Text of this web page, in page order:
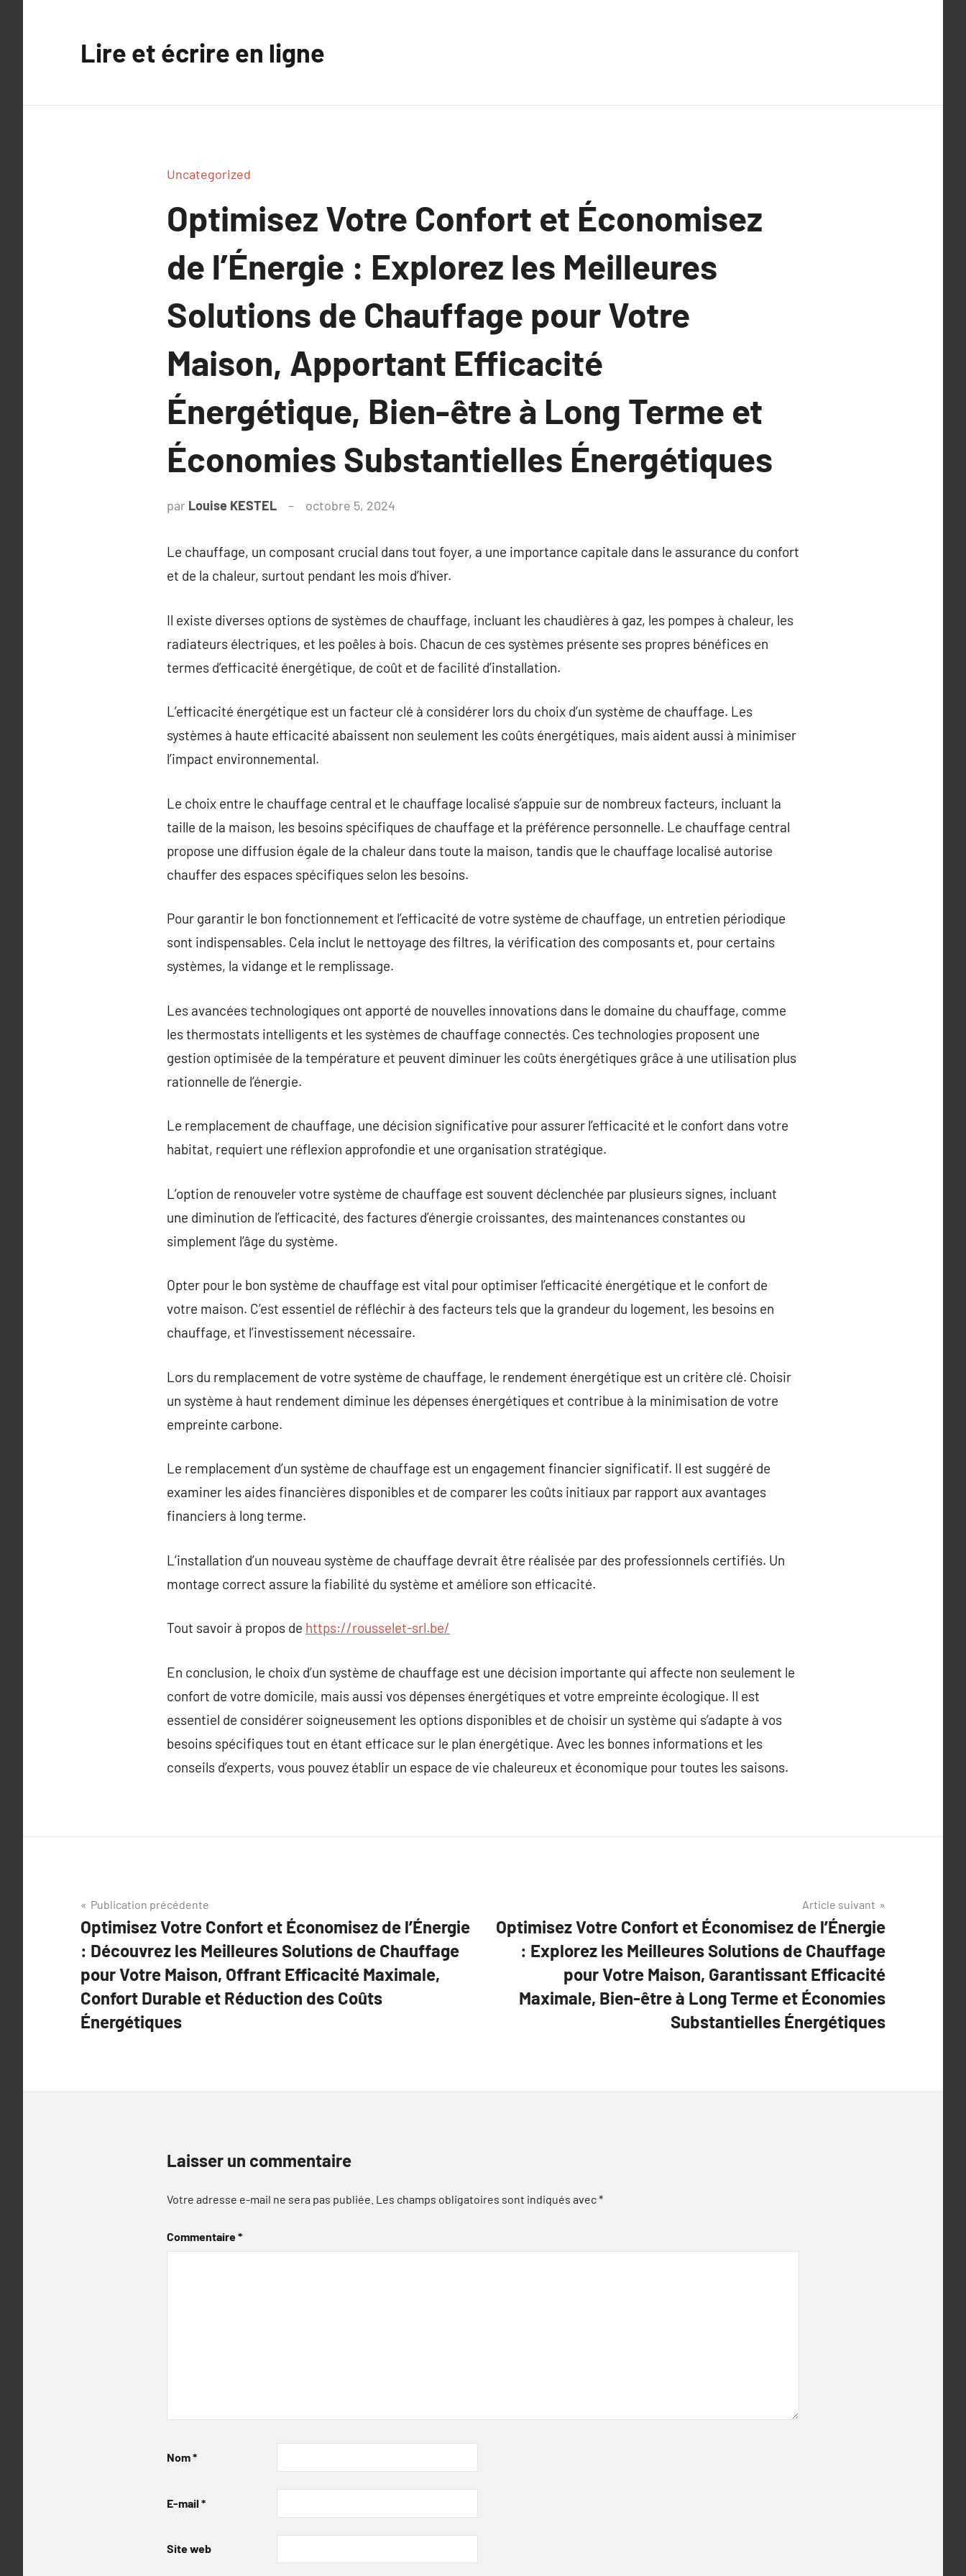
Lire et écrire en ligne
Uncategorized
Optimisez Votre Confort et Économisez
de l’Énergie : Explorez les Meilleures
Solutions de Chauffage pour Votre
Maison, Apportant Efficacité
Énergétique, Bien-être à Long Terme et
Économies Substantielles Énergétiques
par Louise KESTEL octobre 5, 2024
Le chauffage, un composant crucial dans tout foyer, a une importance capitale dans le assurance du confort
et de la chaleur, surtout pendant les mois d’hiver.
Il existe diverses options de systèmes de chauffage, incluant les chaudières à gaz, les pompes à chaleur, les
radiateurs électriques, et les poêles à bois. Chacun de ces systèmes présente ses propres bénéfices en
termes d’efficacité énergétique, de coût et de facilité d’installation.
L’efficacité énergétique est un facteur clé à considérer lors du choix d’un système de chauffage. Les
systèmes à haute efficacité abaissent non seulement les coûts énergétiques, mais aident aussi à minimiser
l’impact environnemental.
Le choix entre le chauffage central et le chauffage localisé s’appuie sur de nombreux facteurs, incluant la
taille de la maison, les besoins spécifiques de chauffage et la préférence personnelle. Le chauffage central
propose une diffusion égale de la chaleur dans toute la maison, tandis que le chauffage localisé autorise
chauffer des espaces spécifiques selon les besoins.
Pour garantir le bon fonctionnement et l’efficacité de votre système de chauffage, un entretien périodique
sont indispensables. Cela inclut le nettoyage des filtres, la vérification des composants et, pour certains
systèmes, la vidange et le remplissage.
Les avancées technologiques ont apporté de nouvelles innovations dans le domaine du chauffage, comme
les thermostats intelligents et les systèmes de chauffage connectés. Ces technologies proposent une
gestion optimisée de la température et peuvent diminuer les coûts énergétiques grâce à une utilisation plus
rationnelle de l’énergie.
Le remplacement de chauffage, une décision significative pour assurer l’efficacité et le confort dans votre
habitat, requiert une réflexion approfondie et une organisation stratégique.
L’option de renouveler votre système de chauffage est souvent déclenchée par plusieurs signes, incluant
une diminution de l’efficacité, des factures d’énergie croissantes, des maintenances constantes ou
simplement l’âge du système.
Opter pour le bon système de chauffage est vital pour optimiser l’efficacité énergétique et le confort de
votre maison. C’est essentiel de réfléchir à des facteurs tels que la grandeur du logement, les besoins en
chauffage, et l’investissement nécessaire.
Lors du remplacement de votre système de chauffage, le rendement énergétique est un critère clé. Choisir
un système à haut rendement diminue les dépenses énergétiques et contribue à la minimisation de votre
empreinte carbone.
Le remplacement d’un système de chauffage est un engagement financier significatif. Il est suggéré de
examiner les aides financières disponibles et de comparer les coûts initiaux par rapport aux avantages
financiers à long terme.
L’installation d’un nouveau système de chauffage devrait être réalisée par des professionnels certifiés. Un
montage correct assure la fiabilité du système et améliore son efficacité.
Tout savoir à propos de https://rousselet-srl.be/
En conclusion, le choix d’un système de chauffage est une décision importante qui affecte non seulement le
confort de votre domicile, mais aussi vos dépenses énergétiques et votre empreinte écologique. Il est
essentiel de considérer soigneusement les options disponibles et de choisir un système qui s’adapte à vos
besoins spécifiques tout en étant efficace sur le plan énergétique. Avec les bonnes informations et les
conseils d’experts, vous pouvez établir un espace de vie chaleureux et économique pour toutes les saisons.
Navigation
de
l’article
Publication précédente
Optimisez Votre Confort et Économisez de l’Énergie
: Découvrez les Meilleures Solutions de Chauffage
pour Votre Maison, Offrant Efficacité Maximale,
Confort Durable et Réduction des Coûts
Énergétiques
Article suivant
Optimisez Votre Confort et Économisez de l’Énergie
: Explorez les Meilleures Solutions de Chauffage
pour Votre Maison, Garantissant Efficacité
Maximale, Bien-être à Long Terme et Économies
Substantielles Énergétiques
Laisser un commentaire
Votre adresse e-mail ne sera pas publiée. Les champs obligatoires sont indiqués avec*
Commentaire*
Nom*
E-mail *
Site web